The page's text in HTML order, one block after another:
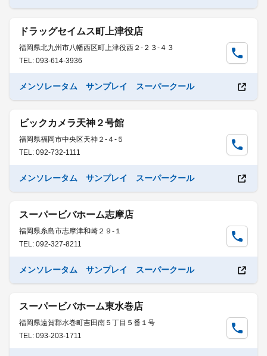
ドラッグセイムス町上津役店
福岡県北九州市八幡西区町上津役西２-２３-４３
TEL: 093-614-3936
メンソレータム サンプレイ スーパークール
ビックカメラ天神２号館
福岡県福岡市中央区天神２-４-５
TEL: 092-732-1111
メンソレータム サンプレイ スーパークール
スーパービバホーム志摩店
福岡県糸島市志摩津和崎２９-１
TEL: 092-327-8211
メンソレータム サンプレイ スーパークール
スーパービバホーム東水巻店
福岡県遠賀郡水巻町吉田南５丁目５番１号
TEL: 093-203-1711